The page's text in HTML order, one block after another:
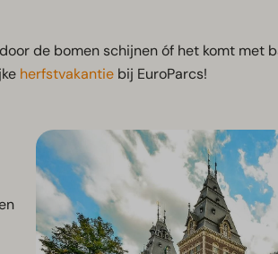
de bomen schijnen óf het komt met
herfstvakantie bij EuroParcs!